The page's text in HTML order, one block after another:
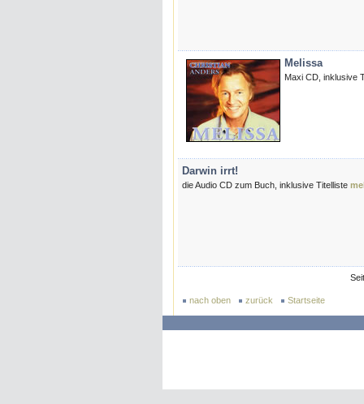
Melissa
Maxi CD, inklusive
Darwin irrt!
die Audio CD zum Buch, inklusive Titelliste
nach oben zurück Startseite